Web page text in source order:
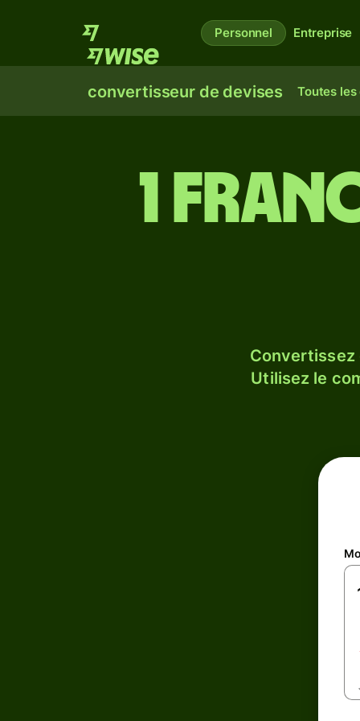
Personnel Entreprise
convertisseur de devises Toutes les
1
Convertissez
Utilisez le